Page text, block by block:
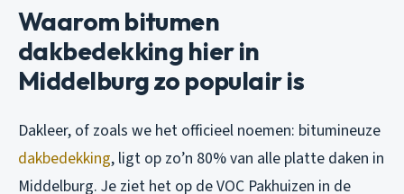
Waarom bitumen
dakbedekking hier in
Middelburg zo populair is
Dakleer, of zoals we het officieel noemen: bitumineuze
dakbedekking, ligt op zo’n 80% van alle platte daken in
Middelburg. Je ziet het op de VOC Pakhuizen in de